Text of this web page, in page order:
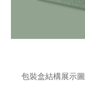
包裝盒結構展示